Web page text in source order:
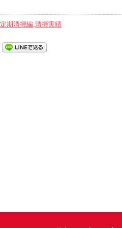
定期清掃編,清掃実績